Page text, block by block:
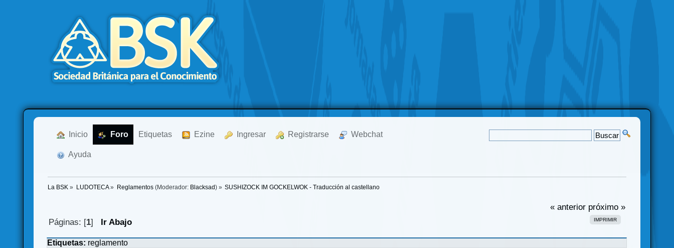
Inicio Foro Etiquetas Ezine Ingresar Registrarse Webchat
Ayuda
La BSK » LUDOTECA» Reglamentos(Moderador: Blacksad ) » SUSHIZOCK IM GOCKELWOK - Traducción al castellano
« anterior próximo »
IMPRIMIR
Páginas: [1] Ir Abajo
Etiquetas: reglamento